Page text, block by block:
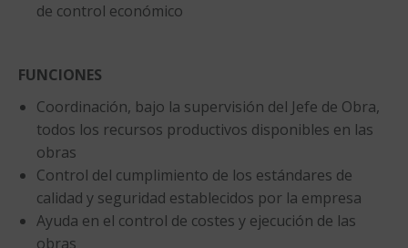
de control económico
FUNCIONES
Coordinación, bajo la supervisión del Jefe de Obra,
todos los recursos productivos disponibles en las
obras
Control del cumplimiento de los estándares de
calidad y seguridad establecidos por la empresa
Ayuda en el control de costes y ejecución de las
obras